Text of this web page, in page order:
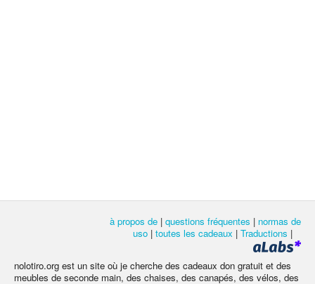
à propos de | questions fréquentes | normas de
uso | toutes les cadeaux | Traductions |
nolotiro.org est un site où je cherche des cadeaux don gratuit et des
meubles de seconde main, des chaises, des canapés, des vélos, des